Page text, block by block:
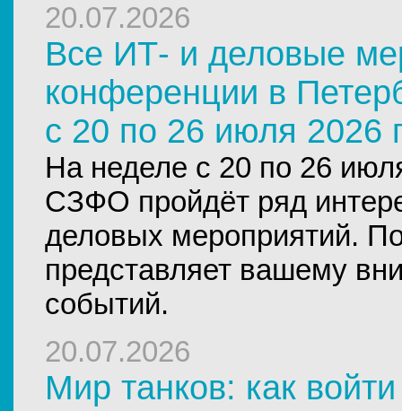
20.07.2026
Все ИТ- и деловые
конференции в
с 20 по 26 июля 2026
На неделе с 20 по 26
СЗФО пройдёт ряд
деловых мероприятий.
представляет вашему
событий.
20.07.2026
Мир танков: как